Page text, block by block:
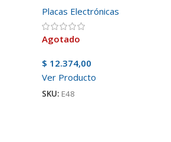
Placas Electrónicas
Agotado
$ 12.374,00
Ver Producto
SKU: E48